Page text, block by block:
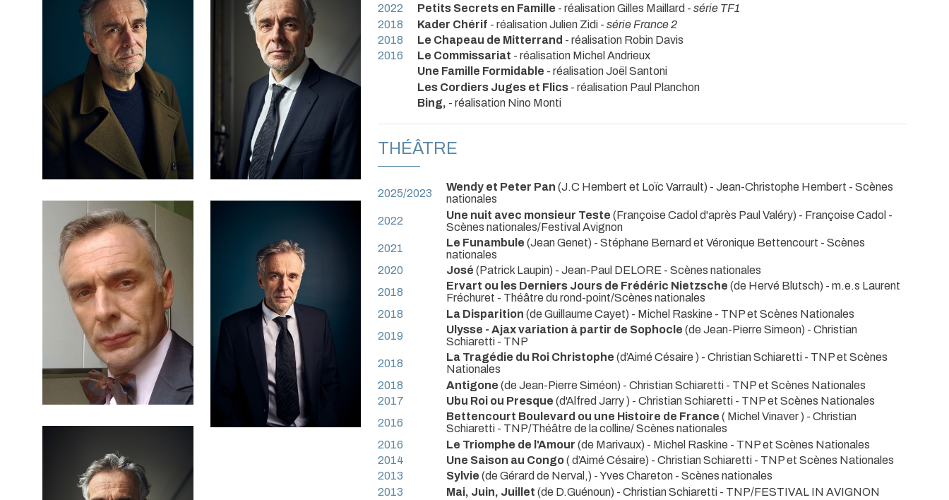
2022 Petits Secrets en Famille - réalisation Gilles Maillard - série TF1
2018
Kader Chérif - réalisation Julien Zidi - série France 2
2018
Le Chapeau de Mitterrand - réalisation Robin Davis
2016
Le Commissariat - réalisation Michel Andrieux
Une Famille Formidable - réalisation Joël Santoni
Les Cordiers Juges et Flics - réalisation Paul Planchon
Bing, - réalisation Nino Monti
THÉÂTRE
2025/2023 Wendy et Peter Pan (J.C Hembert et Loïc Varrault) - Jean-Christophe Hembert - Scènes
nationales
2022
Une nuit avec monsieur Teste (Françoise Cadol d'après Paul Valéry) - Françoise Cadol -
Scènes nationales/Festival Avignon
2021
Le Funambule (Jean Genet) - Stéphane Bernard et Véronique Bettencourt - Scènes
nationales
2020
José (Patrick Laupin) - Jean-Paul DELORE - Scènes nationales
2018
Ervart ou les Derniers Jours de Frédéric Nietzsche (de Hervé Blutsch) - m.e.s Laurent
Fréchuret - Théâtre du rond-point/Scènes nationales
2018
La Disparition (de Guillaume Cayet) - Michel Raskine - TNP et Scènes Nationales
2019
Ulysse - Ajax variation à partir de Sophocle (de Jean-Pierre Simeon) - Christian
Schiaretti - TNP
2018
La Tragédie du Roi Christophe (d’Aimé Césaire ) - Christian Schiaretti - TNP et Scènes
Nationales
2018
Antigone (de Jean-Pierre Siméon) - Christian Schiaretti - TNP et Scènes Nationales
2017
Ubu Roi ou Presque (d'Alfred Jarry ) - Christian Schiaretti - TNP et Scènes Nationales
2016
Bettencourt Boulevard ou une Histoire de France ( Michel Vinaver ) - Christian
Schiaretti - TNP/Théâtre de la colline/ Scènes nationales
2016
Le Triomphe de l'Amour (de Marivaux) - Michel Raskine - TNP et Scènes Nationales
2014
Une Saison au Congo( d’Aimé Césaire) - Christian Schiaretti - TNP et Scènes Nationales
2013
Sylvie (de Gérard de Nerval,) - Yves Chareton - Scènes nationales
2013
Mai, Juin, Juillet (de D.Guénoun) - Christian Schiaretti - TNP/FESTIVAL IN AVIGNON